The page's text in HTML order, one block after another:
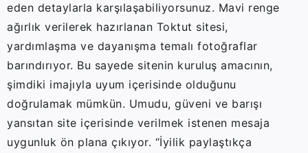
eden detaylarla karşılaşabiliyorsunuz. Mavi renge
ağırlık verilerek hazırlanan Toktut sitesi,
yardımlaşma ve dayanışma temalı fotoğraflar
barındırıyor. Bu sayede sitenin kuruluş amacının,
şimdiki imajıyla uyum içerisinde olduğunu
doğrulamak mümkün. Umudu, güveni ve barışı
yansıtan site içerisinde verilmek istenen mesaja
uygunluk ön plana çıkıyor. “İyilik paylaştıkça